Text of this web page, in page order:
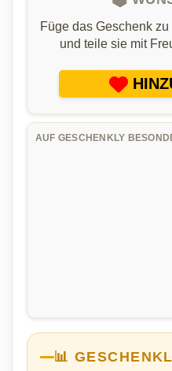
Füge das Geschenk
und teile sie mit
AUF GESCHENKLY
📊